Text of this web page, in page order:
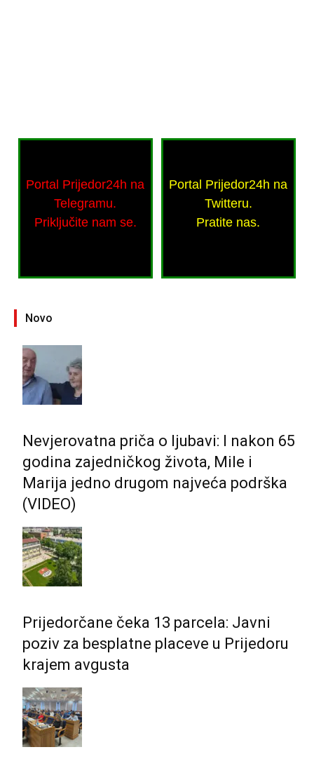
Portal Prijedor24h na
Telegramu.
Priključite nam se.
Portal Prijedor24h na
Twitteru.
Pratite nas.
Novo
Nevjerovatna priča o ljubavi: I nakon 65
godina zajedničkog života, Mile i
Marija jedno drugom najveća podrška
(VIDEO)
Prijedorčane čeka 13 parcela: Javni
poziv za besplatne placeve u Prijedoru
krajem avgusta